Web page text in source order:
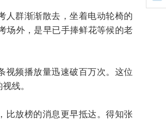
人群渐渐散去，坐着电动轮椅的
外，是早已手捧鲜花等候的老
视频播放量迅速破百万次。这位
线。
比放榜的消息更早抵达。得知张